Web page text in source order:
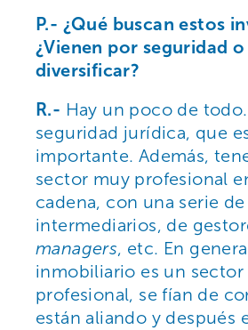
P.- ¿Qué buscan estos
¿Vienen por seguridad
diversificar?
R.- Hay un poco de
seguridad jurídica, que
importante. Además,
sector muy profesional
cadena, con una serie
intermediarios, de
managers, etc. En
inmobiliario es un sector
profesional, se fían de
están aliando y después